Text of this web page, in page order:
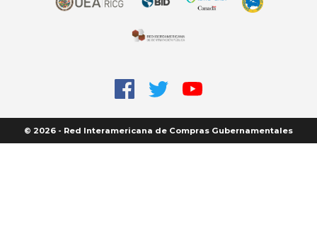
© 2026 - Red Interamericana de Compras Gubernamentales